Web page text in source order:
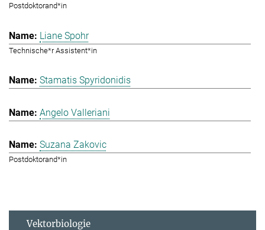
Postdoktorand*in
Liane Spohr
Technische*r Assistent*in
Stamatis Spyridonidis
Angelo Valleriani
Suzana Zakovic
Postdoktorand*in
Vektorbiologie